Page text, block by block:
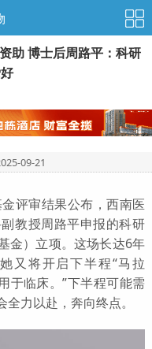
助 博士后周路平：科研
09-21
评审结果公布，西南医
教授周路平申报的科研
金）立项。这场长达6年
又将开启下半程“马拉
于临床。”下半程可能需
力以赴，奔向终点。